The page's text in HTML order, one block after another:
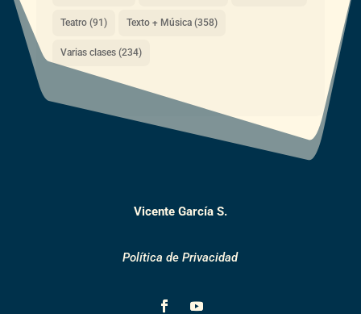
Teatro(91) Texto + Música(358)
Varias clases(234)
Vicente García S.
Política de Privacidad